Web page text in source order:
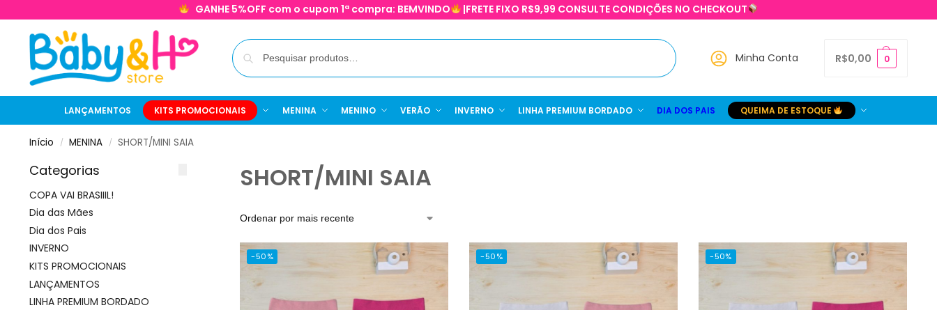
GANHE 5%OFF com o cupom 1ª compra: BEMVINDO |FRETE FIXO R$9,99 CONSULTE CONDIÇÕES NO CHECKOUT
Pesquisar
Minha Conta R$0,00 0
LANÇAMENTOS KITS PROMOCIONAIS MENINA MENINO VERÃO INVERNO LINHA PREMIUM BORDADO DIA DOS PAIS QUEIMA DE ESTOQUE
Início / MENINA / SHORT/MINI SAIA
SHORT/MINI SAIA
-50% -50% -50%
Categorias
COPA VAI BRASIIIL!
Dia das Mães
Dia dos Pais
INVERNO
KITS PROMOCIONAIS
LANÇAMENTOS
LINHA PREMIUM BORDADO